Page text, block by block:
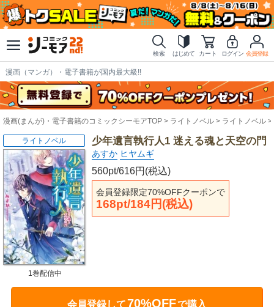
検索 はじめて カート ログイン 会員登録
漫画（マンガ）・電子書籍が国内最大級!!
漫画(まんが)・電子書籍のコミックシーモアTOP ライトノベル ライトノベル
少年遺言執行人1 迷える魂と天空の門
あすか ヒヤムギ
560pt/616円(税込)
会員登録限定70%OFFクーポンで
168pt/184円(税込)
ライトノベル
1巻配信中
会員登録して70%OFFで購入